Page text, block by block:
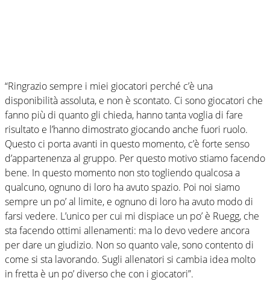
“Ringrazio sempre i miei giocatori perché c’è una
disponibilità assoluta, e non è scontato. Ci sono giocatori che
fanno più di quanto gli chieda, hanno tanta voglia di fare
risultato e l’hanno dimostrato giocando anche fuori ruolo.
Questo ci porta avanti in questo momento, c’è forte senso
d’appartenenza al gruppo. Per questo motivo stiamo facendo
bene. In questo momento non sto togliendo qualcosa a
qualcuno, ognuno di loro ha avuto spazio. Poi noi siamo
sempre un po’ al limite, e ognuno di loro ha avuto modo di
farsi vedere. L’unico per cui mi dispiace un po’ è Ruegg, che
sta facendo ottimi allenamenti: ma lo devo vedere ancora
per dare un giudizio. Non so quanto vale, sono contento di
come si sta lavorando. Sugli allenatori si cambia idea molto
in fretta è un po’ diverso che con i giocatori”.